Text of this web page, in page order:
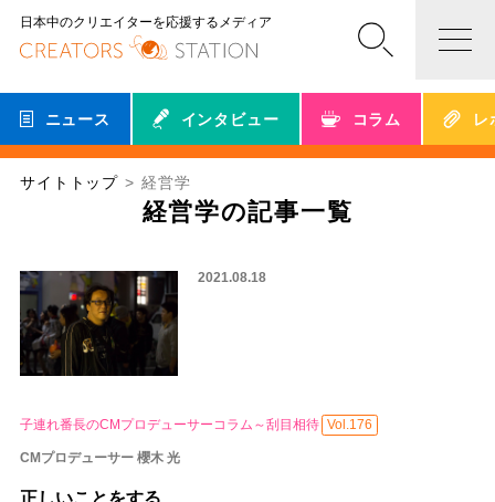
日本中のクリエイターを応援するメディア
ニュース インタビュー コラム レ
サイトトップ 経営学
経営学の記事一覧
2021.08.18
子連れ番長のCMプロデューサーコラム～刮目相待 Vol.176
CMプロデューサー 櫻木 光
正しいことをする